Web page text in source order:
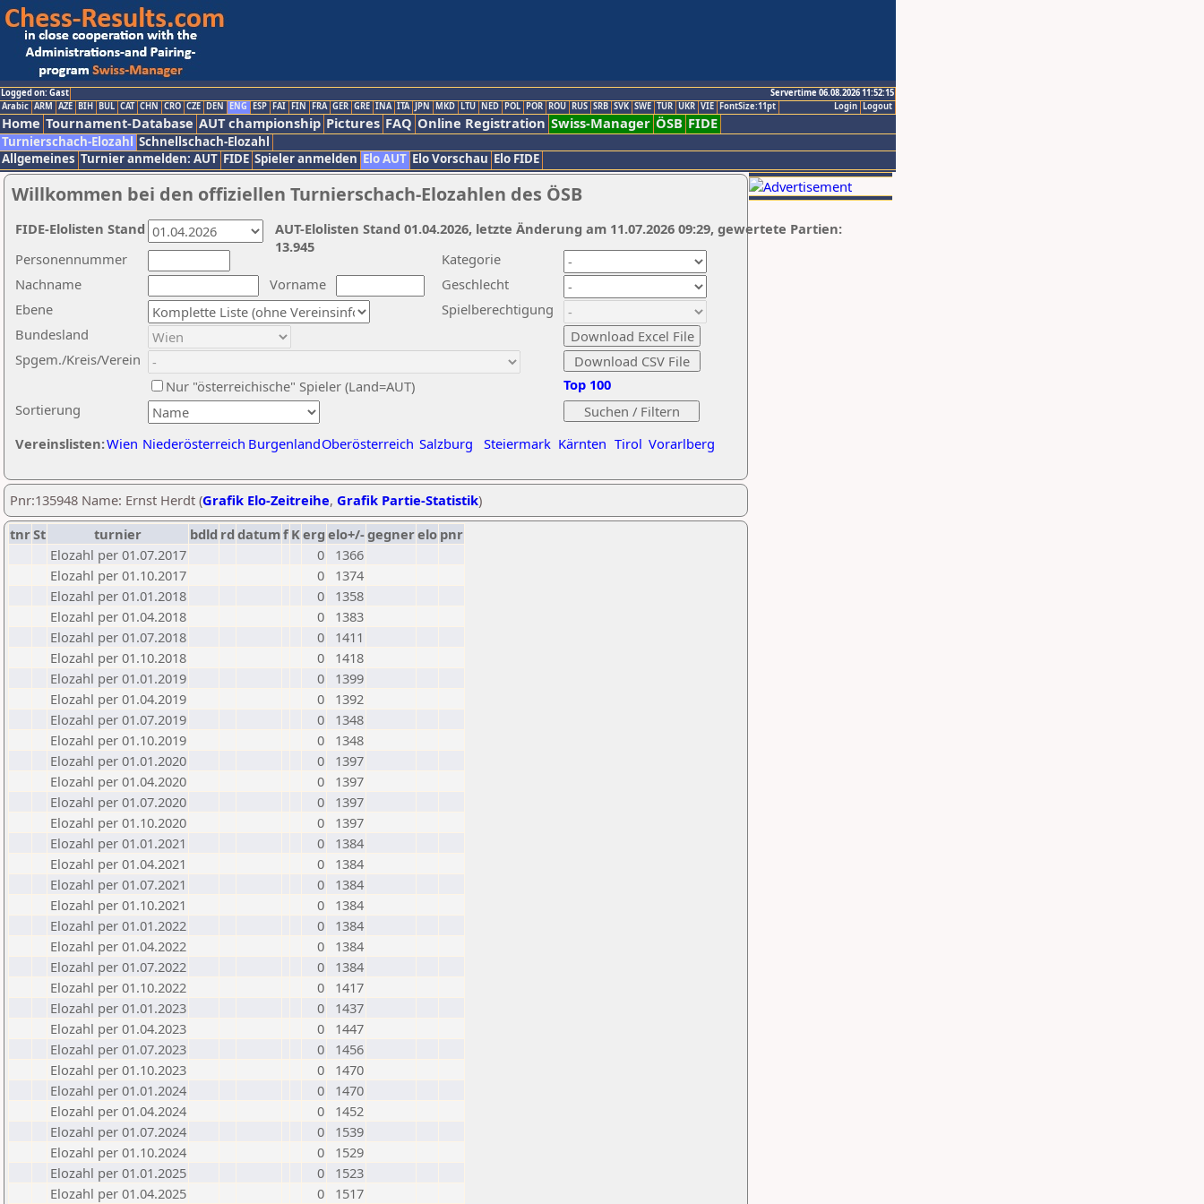
Logged on: Gast
Servertime 06.08.2026 11:52:15
Logout
Login
Arabic ARM AZE BIH BUL CAT CHN CRO CZE DEN ENG ESP FAI FIN FRA GER GRE INA ITA JPN MKD LTU NED POL POR ROU RUS SRB SVK SWE TUR UKR VIE FontSize:11pt
Home Tournament-Database AUT championship Pictures FAQ Online Registration Swiss-Manager ÖSB FIDE
Turnierschach-Elozahl Schnellschach-Elozahl
Allgemeines Turnier anmelden: AUT FIDE Spieler anmelden Elo AUT Elo Vorschau Elo FIDE
Willkommen bei den offiziellen Turnierschach-Elozahlen des ÖSB
Nachname
Vorname
Ebene
Kategorie
Sortierung
Personennummer
Bundesland
Spgem./Kreis/Verein
Geschlecht
Nur "österreichische" Spieler (Land=AUT)
Spielberechtigung
Vereinslisten:Wien Niederösterreich BurgenlandOberösterreich Salzburg Steiermark Kärnten Tirol Vorarlberg
Top 100
AUT-Elolisten Stand 01.04.2026, letzte Änderung am 11.07.2026 09:29, gewertete Partien:
13.945
FIDE-Elolisten Stand
Pnr:135948 Name: Ernst Herdt (Grafik Elo-Zeitreihe, Grafik Partie-Statistik)
tnrSt turnier bdld rd datumf Kerg elo+/-gegnerelo pnr
Elozahl per 01.07.2017
0
1366
Elozahl per 01.10.2017
0
1374
Elozahl per 01.01.2018
0
1358
Elozahl per 01.04.2018
0
1383
Elozahl per 01.07.2018
0
1411
Elozahl per 01.10.2018
0
1418
Elozahl per 01.01.2019
0
1399
Elozahl per 01.04.2019
0
1392
Elozahl per 01.07.2019
0
1348
Elozahl per 01.10.2019
0
1348
Elozahl per 01.01.2020
0
1397
Elozahl per 01.04.2020
0
1397
Elozahl per 01.07.2020
0
1397
Elozahl per 01.10.2020
0
1397
Elozahl per 01.01.2021
0
1384
Elozahl per 01.04.2021
0
1384
Elozahl per 01.07.2021
0
1384
Elozahl per 01.10.2021
0
1384
Elozahl per 01.01.2022
0
1384
Elozahl per 01.04.2022
0
1384
Elozahl per 01.07.2022
0
1384
Elozahl per 01.10.2022
0
1417
Elozahl per 01.01.2023
0
1437
Elozahl per 01.04.2023
0
1447
Elozahl per 01.07.2023
0
1456
Elozahl per 01.10.2023
0
1470
Elozahl per 01.01.2024
0
1470
Elozahl per 01.04.2024
0
1452
Elozahl per 01.07.2024
0
1539
Elozahl per 01.10.2024
0
1529
Elozahl per 01.01.2025
0
1523
Elozahl per 01.04.2025
0 1517